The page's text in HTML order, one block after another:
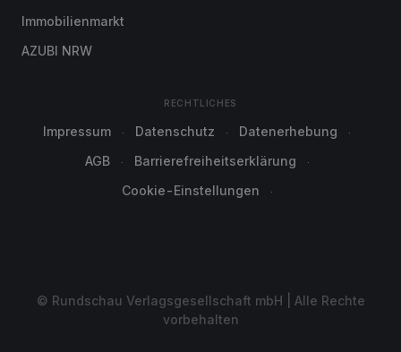
Immobilienmarkt
AZUBI NRW
RECHTLICHES
Impressum Datenschutz
Datenerhebung
AGB
Barrierefreiheitserklärung
Cookie-Einstellungen
© Rundschau Verlagsgesellschaft mbH | Alle Rechte
vorbehalten